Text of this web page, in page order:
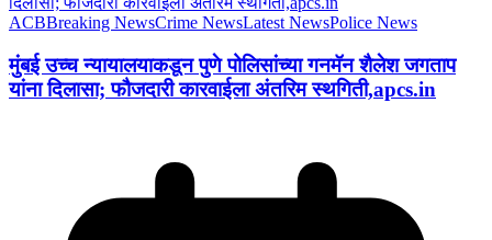
ACBBreaking NewsCrime NewsLatest NewsPolice News
मुंबई उच्च न्यायालयाकडून पुणे पोलिसांच्या गनमॅन शैलेश जगताप
यांना दिलासा; फौजदारी कारवाईला अंतरिम स्थगिती,apcs.in